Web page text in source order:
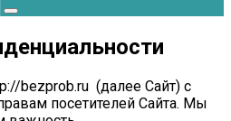
bezprob.ru (далее Сайт) с
посетителей Сайта. Мы